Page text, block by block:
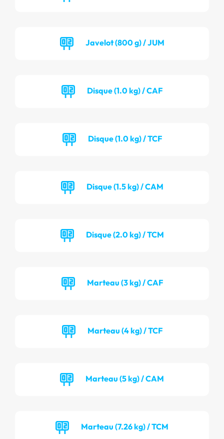
Javelot (800 g) / JUM
Disque (1.0 kg) / CAF
Disque (1.0 kg) / TCF
Disque (1.5 kg) / CAM
Disque (2.0 kg) / TCM
Marteau (3 kg) / CAF
Marteau (4 kg) / TCF
Marteau (5 kg) / CAM
Marteau (7.26 kg) / TCM